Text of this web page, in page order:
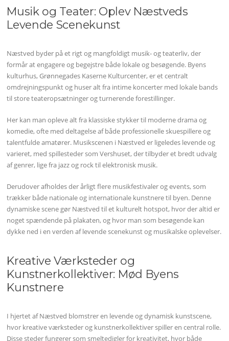
Musik og Teater: Oplev Næstveds
Levende Scenekunst
Næstved byder på et rigt og mangfoldigt musik- og teaterliv, der
formår at engagere og begejstre både lokale og besøgende. Byens
kulturhus, Grønnegades Kaserne Kulturcenter, er et centralt
omdrejningspunkt og huser alt fra intime koncerter med lokale bands
til store teateropsætninger og turnerende forestillinger.
Her kan man opleve alt fra klassiske stykker til moderne drama og
komedie, ofte med deltagelse af både professionelle skuespillere og
talentfulde amatører. Musikscenen i Næstved er ligeledes levende og
varieret, med spillesteder som Vershuset, der tilbyder et bredt udvalg
af genrer, lige fra jazz og rock til elektronisk musik.
Derudover afholdes der årligt flere musikfestivaler og events, som
trækker både nationale og internationale kunstnere til byen. Denne
dynamiske scene gør Næstved til et kulturelt hotspot, hvor der altid er
noget spændende på plakaten, og hvor man som besøgende kan
dykke ned i en verden af levende scenekunst og musikalske oplevelser.
Kreative Værksteder og
Kunstnerkollektiver: Mød Byens
Kunstnere
I hjertet af Næstved blomstrer en levende og dynamisk kunstscene,
hvor kreative værksteder og kunstnerkollektiver spiller en central rolle.
Disse steder fungerer som smeltedigler for kreativitet, hvor både